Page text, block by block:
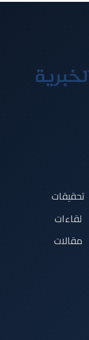
تحقيقات
لقاءات
مقالات